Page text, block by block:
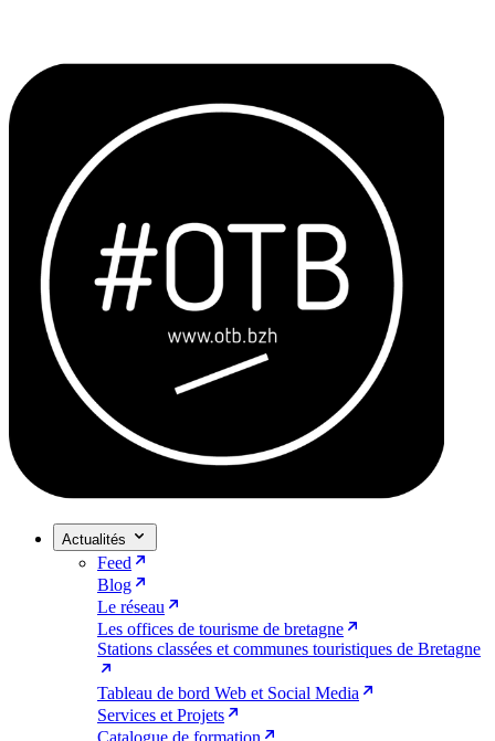
Actualités
Feed
Blog
Le réseau
Les offices de tourisme de bretagne
Stations classées et communes touristiques de Bretagne
Tableau de bord Web et Social Media
Services et Projets
Catalogue de formation